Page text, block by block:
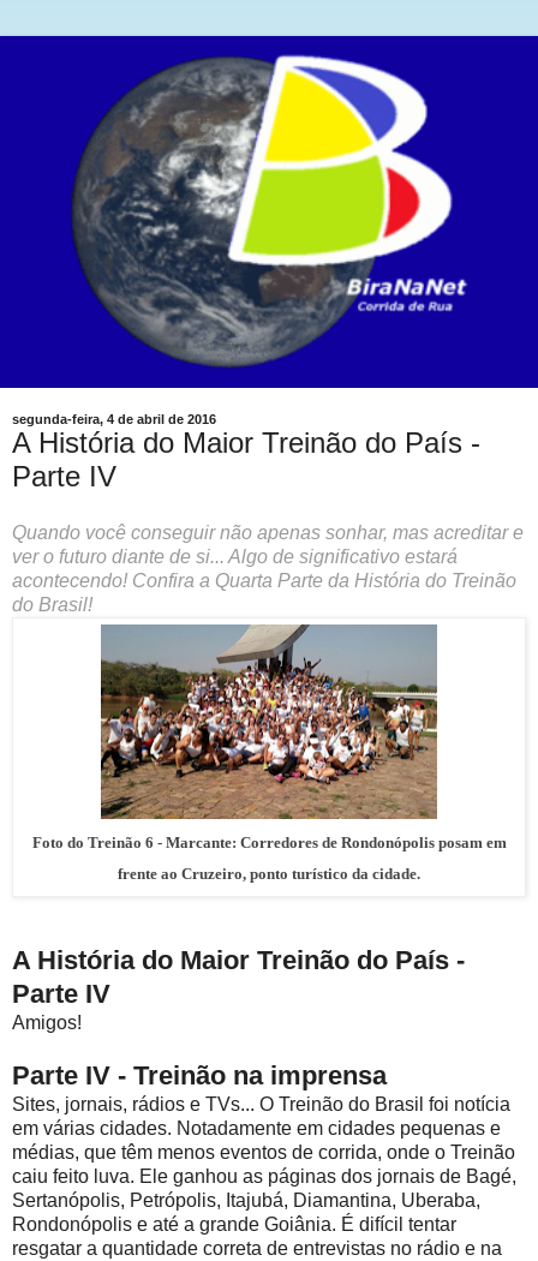
segunda-feira, 4 de abril de 2016
A História do Maior Treinão do País -
Parte IV
Quando você conseguir não apenas sonhar, mas acreditar e
ver o futuro diante de si... Algo de significativo estará
acontecendo! Confira a Quarta Parte da História do Treinão
do Brasil!
Foto do Treinão 6 - Marcante: Corredores de Rondonópolis posam em
frente ao Cruzeiro, ponto turístico da cidade.
A História do Maior Treinão do País -
Parte IV
Amigos!
Parte IV - Treinão na imprensa
Sites, jornais, rádios e TVs... O Treinão do Brasil foi notícia
em várias cidades. Notadamente em cidades pequenas e
médias, que têm menos eventos de corrida, onde o Treinão
caiu feito luva. Ele ganhou as páginas dos jornais de Bagé,
Sertanópolis, Petrópolis, Itajubá, Diamantina, Uberaba,
Rondonópolis e até a grande Goiânia. É difícil tentar
resgatar a quantidade correta de entrevistas no rádio e na